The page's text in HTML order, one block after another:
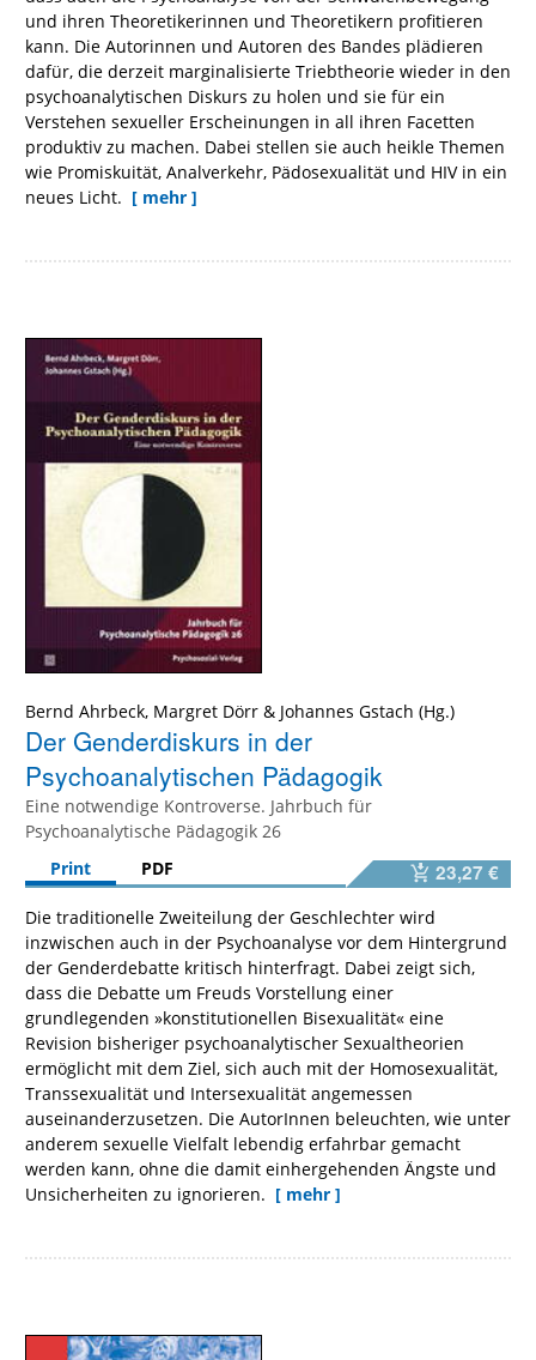
und ihren Theoretikerinnen und Theoretikern profitieren
kann. Die Autorinnen und Autoren des Bandes plädieren
dafür, die derzeit marginalisierte Triebtheorie wieder in den
psychoanalytischen Diskurs zu holen und sie für ein
Verstehen sexueller Erscheinungen in all ihren Facetten
produktiv zu machen. Dabei stellen sie auch heikle Themen
wie Promiskuität, Analverkehr, Pädosexualität und HIV in ein
neues Licht. [ mehr ]
Bernd Ahrbeck, Margret Dörr & Johannes Gstach
Der Genderdiskurs in der
Psychoanalytischen Pädagogik
Eine notwendige Kontroverse. Jahrbuch für
Psychoanalytische Pädagogik 26
Print
PDF 23,27 €
Die traditionelle Zweiteilung der Geschlechter wird
inzwischen auch in der Psychoanalyse vor dem Hintergrund
der Genderdebatte kritisch hinterfragt. Dabei zeigt sich,
dass die Debatte um Freuds Vorstellung einer
grundlegenden »konstitutionellen Bisexualität« eine
Revision bisheriger psychoanalytischer Sexualtheorien
ermöglicht mit dem Ziel, sich auch mit der Homosexualität,
Transsexualität und Intersexualität angemessen
auseinanderzusetzen. Die AutorInnen beleuchten, wie unter
anderem sexuelle Vielfalt lebendig erfahrbar gemacht
werden kann, ohne die damit einhergehenden Ängste und
Unsicherheiten zu ignorieren. [ mehr ]